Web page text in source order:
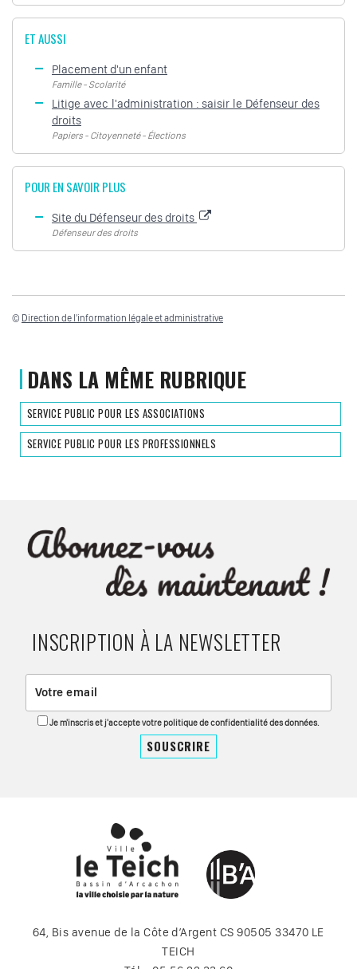
ET AUSSI
Placement d'un enfant
Famille - Scolarité
Litige avec l'administration : saisir le Défenseur des
droits
Papiers - Citoyenneté - Élections
POUR EN SAVOIR PLUS
Site du Défenseur des droits
Défenseur des droits
© Direction de l'information légale et administrative
DANS LA MÊME RUBRIQUE
SERVICE PUBLIC POUR LES ASSOCIATIONS
SERVICE PUBLIC POUR LES PROFESSIONNELS
INSCRIPTION À LA NEWSLETTER
Je m'inscris et j'accepte votre politique de confidentialité des données.
64, Bis avenue de la Côte d’Argent CS 90505 33470 LE
TEICH